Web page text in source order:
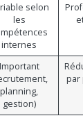
selon
les
internes
Important
planning,
gestion)
par